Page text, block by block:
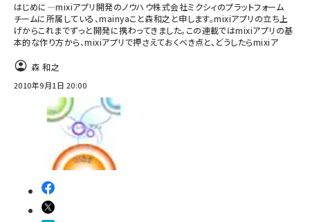
drupal (1955)
genai (1483)
abc123 (1358)
ai crunch (1353)
はじめに―mixiアプリ開発のノウハウ株式会社ミクシィのプラットフォーム
チームに所属している、mainyaこと森和之と申します。mixiアプリの立ち上
げからこれまでずっと開発に携わってきました。この連載ではmixiアプリの基
本的な作り方から、mixiアプリで押さえておくべき点と、どうしたらmixiア
森 和之
2010年9月1日 20:00